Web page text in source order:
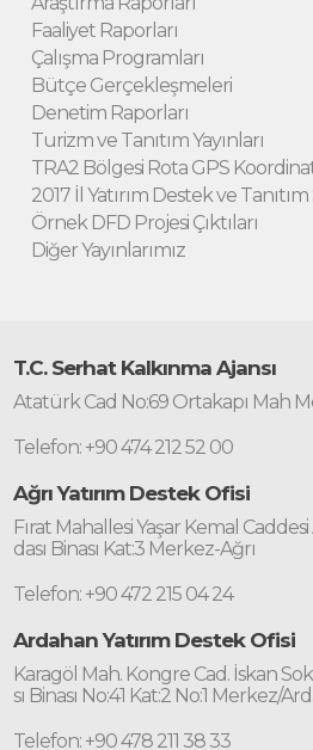
Faaliyet Raporları
Çalışma Programları
Bütçe Gerçekleşmeleri
Denetim Raporları
Turizm ve Tanıtım Yayınları
TRA2 Bölgesi Rota GPS
2017 İl Yatırım Destek ve
Örnek DFD Projesi Çıktıları
Diğer Yayınlarımız
T.C. Serhat Kalkınma Ajansı
Atatürk Cad No:69 Ortakapı Mah
Telefon: +90 474 212 52 00
Ağrı Yatırım Destek Ofisi
Fırat Mahallesi Yaşar Kemal
dası Binası Kat:3 Merkez-Ağrı
Telefon: +90 472 215 04 24
Ardahan Yatırım Destek Ofisi
Karagöl Mah. Kongre Cad. İskan
sı Binası No:41 Kat:2 No:1 Merkez/
Telefon: +90 478 211 38 33